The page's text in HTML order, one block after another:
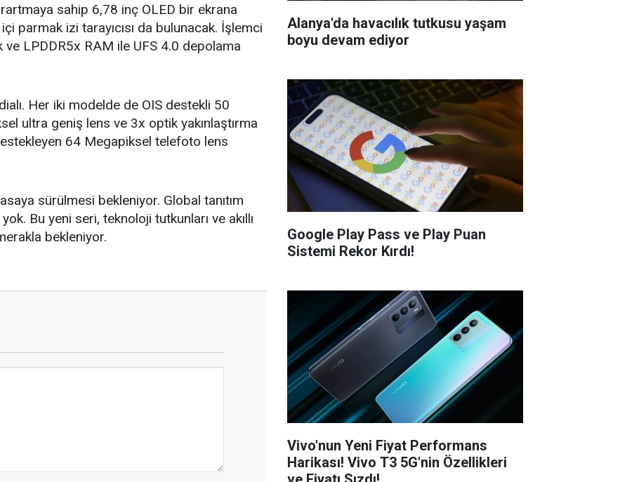
sahip 6,78 inç OLED bir ekrana
parmak izi tarayıcısı da bulunacak. İşlemci
LPDDR5x RAM ile UFS 4.0 depolama
Her iki modelde de OIS destekli 50
ultra geniş lens ve 3x optik yakınlaştırma
64 Megapiksel telefoto lens
sürülmesi bekleniyor. Global tanıtım
Bu yeni seri, teknoloji tutkunları ve akıllı
bekleniyor.
Alanya'da havacılık tutkusu yaşam
boyu devam ediyor
Google Play Pass ve Play Puan
Sistemi Rekor Kırdı!
Vivo'nun Yeni Fiyat Performans
Harikası! Vivo T3 5G'nin Özellikleri